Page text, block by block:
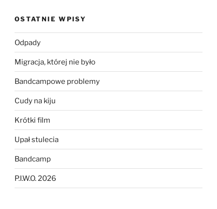
OSTATNIE WPISY
Odpady
Migracja, której nie było
Bandcampowe problemy
Cudy na kiju
Krótki film
Upał stulecia
Bandcamp
P.I.W.O. 2026